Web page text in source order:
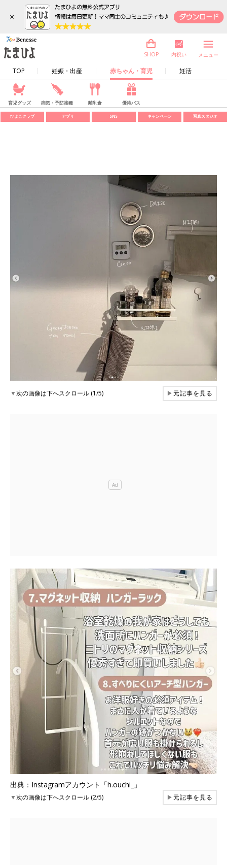
×
TOP 妊娠・出産 赤ちゃん・育児 妊活
SHOP 内祝い メニュー
育児グッズ 病気・予防接種 離乳食 優待パス
ひよこクラブ アプリ SNS キャンペーン 写真スタジオ
▼次の画像は下へスクロール (1/5) ▶元記事を見る
出典：Instagramアカウント「h.ouchi_」
▼次の画像は下へスクロール (2/5) ▶元記事を見る